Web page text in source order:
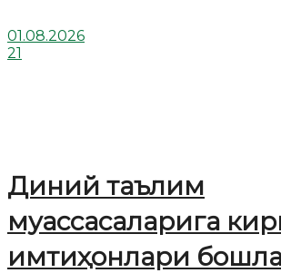
01.08.2026
21
Диний таълим
муассасаларига
имтиҳонлари